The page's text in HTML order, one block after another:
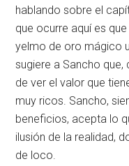
hablando sobre el
que ocurre aquí es
yelmo de oro mágico
sugiere a Sancho
de ver el valor que
muy ricos. Sancho,
beneficios, acepta lo
ilusión de la realidad,
de loco.